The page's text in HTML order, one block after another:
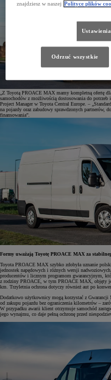
„Z Toyotą PROACE MAX mamy kompletną ofertę
samochodów z możliwością dostosowania do
Project Manager w Toyota Central Europe. –
na pojazdy oraz zabudowy sprawdzonych partnerów,
finansowania”.
Formy uważają Toyotę PROACE MAX za
Toyota PROACE MAX szybko zdobyła uznanie
jednostek napędowych i różnych wersji
producentów i licznym programom gwarancyjnym,
z rodziny PROACE, w tym PROACE MAX, objęty
km. Trzyletnia ochrona dotyczy również aut po
Dodatkowo użytkownicy mogą korzystać z
od zakupu pojazdu bez ograniczenia kilometrów –
W przypadku awarii klient otrzymuje samochód
jego wynajmu, co daje pełną ochronę przed
znajdziesz w naszej Polityce plików
Odrzuć wszystkie